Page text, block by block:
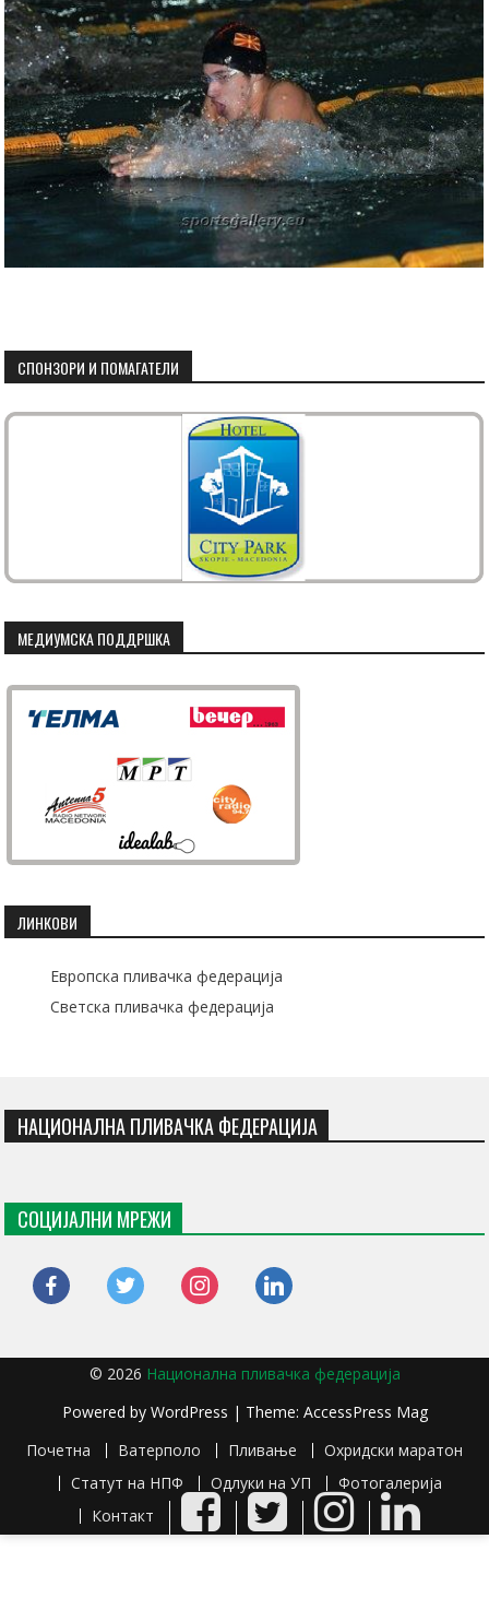
СПОНЗОРИ И ПОМАГАТЕЛИ
МЕДИУМСКА ПОДДРШКА
ЛИНКОВИ
Европска пливачка федерација
Светска пливачка федерација
НАЦИОНАЛНА ПЛИВАЧКА ФЕДЕРАЦИЈА
СОЦИЈАЛНИ МРЕЖИ
facebook twitter instagram linkedin
© 2026 Национална пливачка федерација
Powered by WordPress | Theme: AccessPress Mag
Почетна
Ватерполо Пливање
Охридски маратон
Статут на НПФ
Одлуки на УП
Фотогалерија
Контакт
Facebook Twitter InstagramLinkedIn